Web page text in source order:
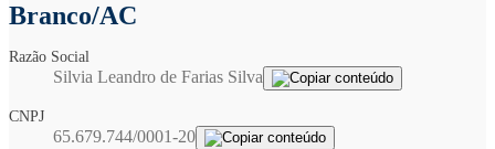
Branco/AC
Razão Social
Silvia Leandro de Farias Silva
CNPJ
65.679.744/0001-20